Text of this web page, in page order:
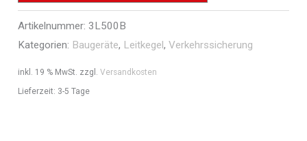
Art.Nr.
3L500B
Menge
Artikelnummer:3L500B
Kategorien: Baugeräte, Leitkegel,Verkehrssicherung
inkl. 19 % MwSt. zzgl.Versandkosten
Lieferzeit: 3-5 Tage